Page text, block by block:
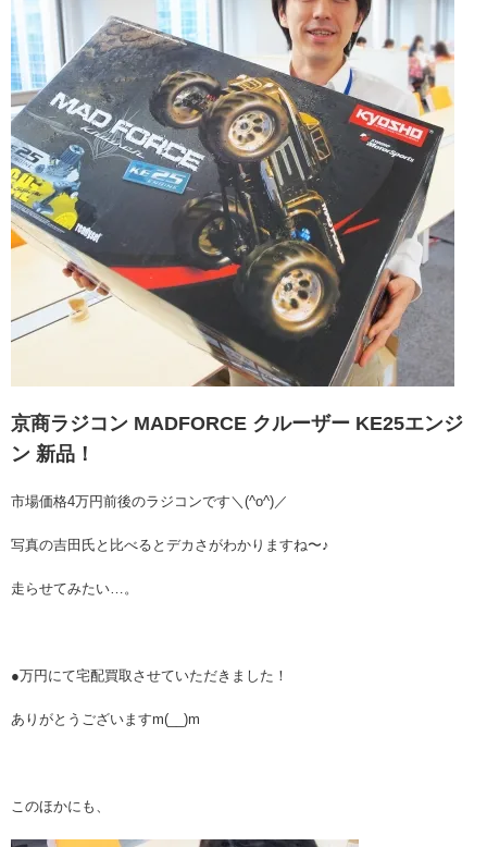
京商ラジコン MADFORCE クルーザー KE25エンジ
ン 新品！
市場価格4万円前後のラジコンです＼(^o^)／
写真の吉田氏と比べるとデカさがわかりますね〜♪
走らせてみたい…。
●万円にて宅配買取させていただきました！
ありがとうございますm(__)m
このほかにも、